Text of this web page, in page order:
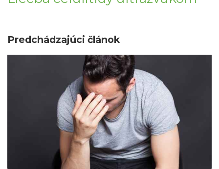
Predchádzajúci článok